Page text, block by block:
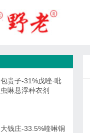
包贵子-31%戊唑·吡
虫啉悬浮种衣剂
大钱庄-33.5%喹啉铜